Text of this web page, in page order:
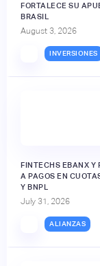
FORTALECE SU
BRASIL
August 3, 2026
INVERSIONES
FINTECHS EBANX Y
A PAGOS EN
Y BNPL
July 31, 2026
ALIANZAS